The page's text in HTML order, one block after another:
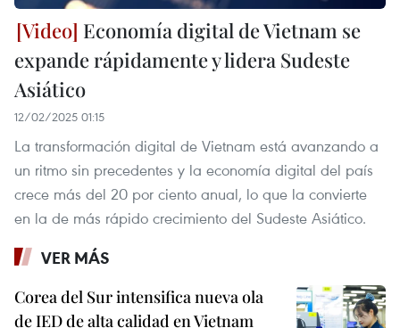
Economía digital de Vietnam se
expande rápidamente y lidera Sudeste
Asiático
12/02/2025 01:15
La transformación digital de Vietnam está avanzando a
un ritmo sin precedentes y la economía digital del país
crece más del 20 por ciento anual, lo que la convierte
en la de más rápido crecimiento del Sudeste Asiático.
VER MÁS
Corea del Sur intensifica nueva ola
de IED de alta calidad en Vietnam